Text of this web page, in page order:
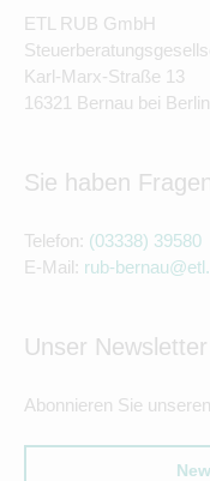
ETL RUB GmbH
Karl-Marx-Straße 13
16321 Bernau bei Berlin
Sie haben
Telefon: (03338) 39580
E-Mail: rub-
Unser Newsletter
Abonnieren Sie